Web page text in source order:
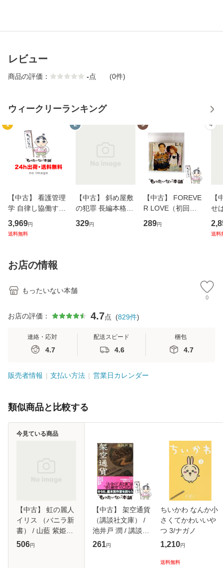
レビュー
商品の評価： -点 (0件)
ウィークリーランキング
1
【中古】 看護管理
学 自律し協働する
専門職の看護マネ
ジメントスキル 改
恵 藤本幸三 / 南江
堂 [単行
3,969円
送料無料
2
【中古】 斜め屋敷
の犯罪 長編本格推
理小説 (光文社文
庫) / 島田荘司 / 光
329円
3
【中古】 FOREVE
R LOVE（初回生
産限定盤） / 清水
翔太×加藤ミリヤ /
289円
4
【
せ
タ
送料
お店の情報
もったいない本舗
0
お店の評価： 4.7点 (829件)
連絡・応対
4.7
配送スピード
4.6
梱包
4.7
販売者情報 支払い方法 営業日カレンダー
類似商品と比較する
【中古】 虹の麗人
イリス （バニラ新
書） / 山藍 紫姫子
/ コアマガジン [新
506円
今見ている商品
【中古】 架空通貨
（講談社文庫） /
池井戸 潤 / 講談社
[文庫]【メール便送
261円
ちいかわ なんか小
さくてかわいいや
つ 3/ナガノ
1,210円
送料無料